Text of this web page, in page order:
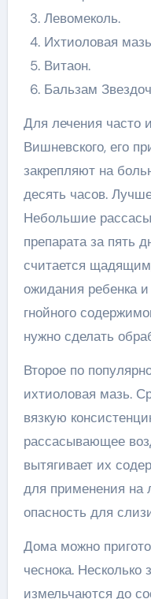
Левомеколь.
Ихтиоловая
Витаон.
Бальзам
Для лечения часто
Вишневского, его
закрепляют на
десять часов.
Небольшие
препарата за пять
считается
ожидания ребенка
гнойного
нужно сделать
Второе по
ихтиоловая мазь.
вязкую
рассасывающее
вытягивает их
для применения на
опасность для
Дома можно
чеснока. Несколько
измельчаются до